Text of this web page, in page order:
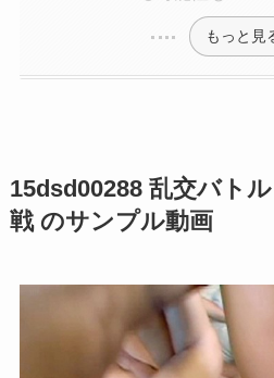
もっと見
15dsd00288 乱交バト
戦 のサンプル動画